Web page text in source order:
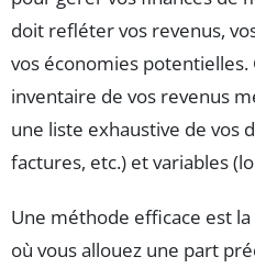
doit refléter vos revenus,
vos économies
inventaire de vos revenus
une liste exhaustive de vos
factures, etc.) et variables
Une méthode efficace est
où vous allouez une part